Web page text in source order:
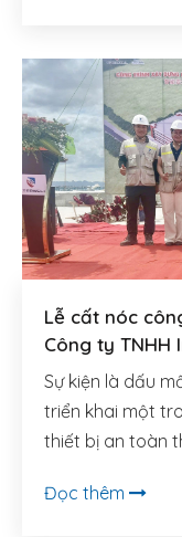
Lễ cất nóc
Công ty TNHH
Sự kiện là dấu
triển khai một
thiết bị an toàn
Đọc thêm